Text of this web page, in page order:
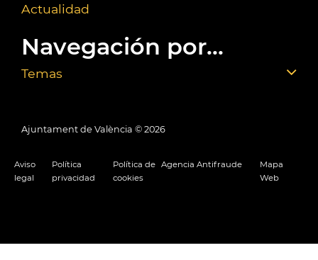
Actualidad
Navegación por...
Temas
Ajuntament de València © 2026
Aviso
legal
Política
privacidad
Política de
cookies
Agencia Antifraude
Mapa
Web